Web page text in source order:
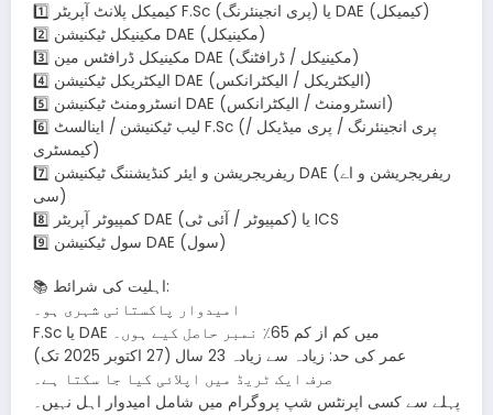
1️⃣ کیمیکل پلانٹ آپریٹر F.Sc (پری انجینئرنگ) یا DAE (کیمیکل)
2️⃣ مکینیکل ٹیکنیشن DAE (مکینیکل)
3️⃣ مکینیکل ڈرافٹس مین DAE (مکینیکل / ڈرافٹنگ)
4️⃣ الیکٹریکل ٹیکنیشن DAE (الیکٹریکل / الیکٹرانکس)
5️⃣ انسٹرومنٹ ٹیکنیشن DAE (انسٹرومنٹ / الیکٹرانکس)
6️⃣ لیب ٹیکنیشن / اینالسٹ F.Sc (پری انجینئرنگ / پری میڈیکل /
کیمسٹری)
7️⃣ ریفریجریشن و ایئر کنڈیشننگ ٹیکنیشن DAE (ریفریجریشن و اے
سی)
8️⃣ کمپیوٹر آپریٹر DAE (کمپیوٹر / آئی ٹی) یا ICS
9️⃣ سول ٹیکنیشن DAE (سول)
📚 اہلیت کی شرائط:
امیدوار پاکستانی شہری ہو۔
F.Sc یا DAE میں کم از کم 65٪ نمبر حاصل کیے ہوں۔
عمر کی حد: زیادہ سے زیادہ 23 سال (27 اکتوبر 2025 تک)
صرف ایک ٹریڈ میں اپلائی کیا جا سکتا ہے۔
پہلے سے کسی اپرنٹس شپ پروگرام میں شامل امیدوار اہل نہیں۔